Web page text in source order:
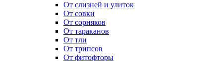
От слизней и улиток
От совки
От сорняков
От тараканов
От тли
От трипсов
От фитофторы